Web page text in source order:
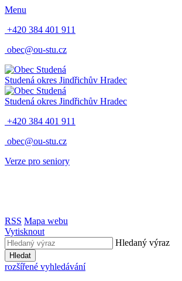
Menu
+420 384 401 911
obec@ou-stu.cz
Studená okres Jindřichův Hradec
Studená okres Jindřichův Hradec
+420 384 401 911
obec@ou-stu.cz
Verze pro seniory
RSS Mapa webu
Vytisknout
Hledaný výraz
Hledat
rozšířené vyhledávání